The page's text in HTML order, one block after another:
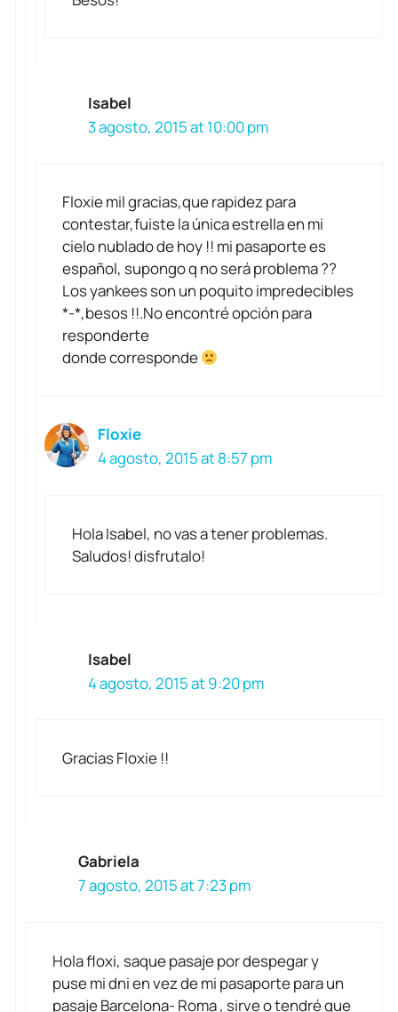
Isabel
3 agosto, 2015 at 10:00 pm
Floxie mil gracias,que rapidez para
contestar,fuiste la única estrella en mi
cielo nublado de hoy !! mi pasaporte es
español, supongo q no será problema ??
Los yankees son un poquito impredecibles
*-*,besos !!.No encontré opción para
responderte
donde corresponde
Floxie
4 agosto, 2015 at 8:57 pm
Hola Isabel, no vas a tener problemas.
Saludos! disfrutalo!
Isabel
4 agosto, 2015 at 9:20 pm
Gracias Floxie !!
Gabriela
7 agosto, 2015 at 7:23 pm
Hola floxi, saque pasaje por despegar y
puse mi dni en vez de mi pasaporte para un
pasaje Barcelona- Roma , sirve o tendré que